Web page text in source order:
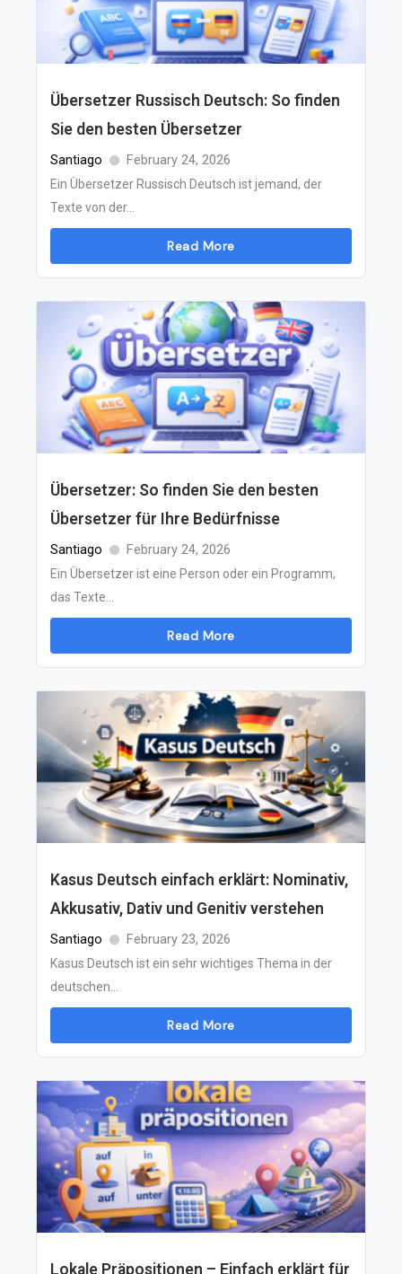
Übersetzer Russisch Deutsch: So finden
Sie den besten Übersetzer
Santiago February 24, 2026
Ein Übersetzer Russisch Deutsch ist jemand, der
Texte von der...
Read More
Übersetzer: So finden Sie den besten
Übersetzer für Ihre Bedürfnisse
Santiago February 24, 2026
Ein Übersetzer ist eine Person oder ein Programm,
das Texte...
Read More
Kasus Deutsch einfach erklärt: Nominativ,
Akkusativ, Dativ und Genitiv verstehen
Santiago February 23, 2026
Kasus Deutsch ist ein sehr wichtiges Thema in der
deutschen...
Read More
Lokale Präpositionen – Einfach erklärt für